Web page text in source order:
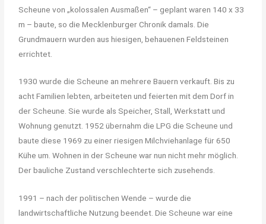
Scheune von „kolossalen Ausmaßen“ – geplant waren 140 x 33
m – baute, so die Mecklenburger Chronik damals. Die
Grundmauern wurden aus hiesigen, behauenen Feldsteinen
errichtet.
1930 wurde die Scheune an mehrere Bauern verkauft. Bis zu
acht Familien lebten, arbeiteten und feierten mit dem Dorf in
der Scheune. Sie wurde als Speicher, Stall, Werkstatt und
Wohnung genutzt. 1952 übernahm die LPG die Scheune und
baute diese 1969 zu einer riesigen Milchviehanlage für 650
Kühe um. Wohnen in der Scheune war nun nicht mehr möglich.
Der bauliche Zustand verschlechterte sich zusehends.
1991 – nach der politischen Wende – wurde die
landwirtschaftliche Nutzung beendet. Die Scheune war eine